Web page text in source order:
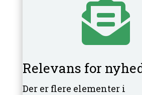

Relevans for
Der er flere elementer i